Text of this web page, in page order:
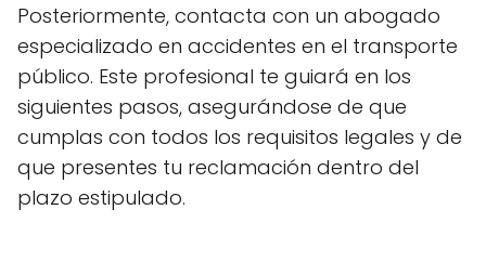
Posteriormente, contacta con un abogado
especializado en accidentes en el transporte
público. Este profesional te guiará en los
siguientes pasos, asegurándose de que
cumplas con todos los requisitos legales y de
que presentes tu reclamación dentro del
plazo estipulado.